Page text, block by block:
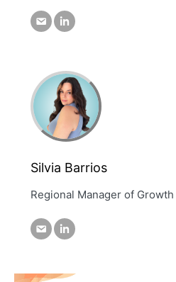
Silvia Barrios
Regional Manager of